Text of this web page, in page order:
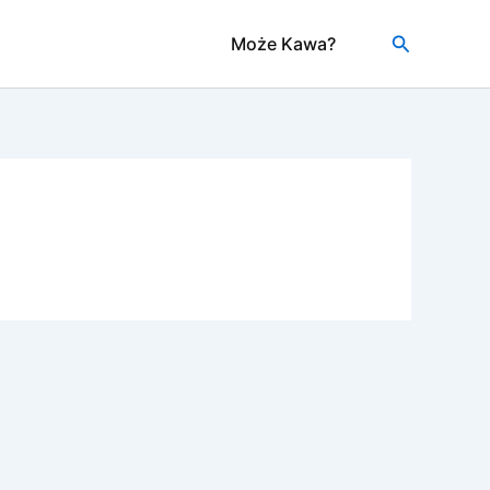
Może Kawa? Szukaj